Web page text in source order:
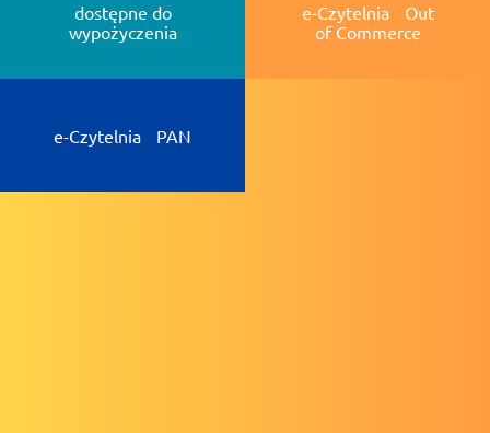
dostępne do
wypożyczenia
e-Czytelnia Out
of Commerce
e-Czytelnia PAN